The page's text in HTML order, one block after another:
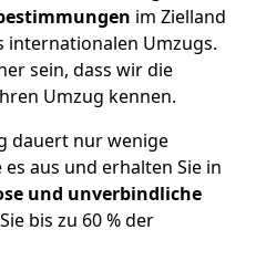
im Zielland
internationalen Umzugs.
sein, dass wir die
Umzug kennen.
dauert nur wenige
aus und erhalten Sie in
und unverbindliche
bis zu 60 % der